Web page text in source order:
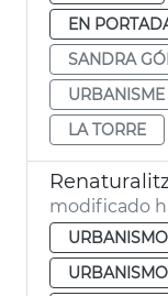
EN
SANDRA
URBANISME
LA TORRE
modificado
URBANISMO